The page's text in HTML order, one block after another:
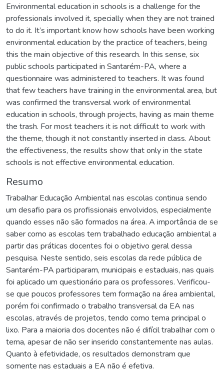
Environmental education in schools is a challenge for the
professionals involved it, specially when they are not trained
to do it. It’s important know how schools have been working
environmental education by the practice of teachers, being
this the main objective of this research. In this sense, six
public schools participated in Santarém-PA, where a
questionnaire was administered to teachers. It was found
that few teachers have training in the environmental area, but
was confirmed the transversal work of environmental
education in schools, through projects, having as main theme
the trash. For most teachers it is not difficult to work with
the theme, though it not constantly inserted in class. About
the effectiveness, the results show that only in the state
schools is not effective environmental education.
Resumo
Trabalhar Educação Ambiental nas escolas continua sendo
um desafio para os profissionais envolvidos, especialmente
quando esses não são formados na área. A importância de se
saber como as escolas tem trabalhado educação ambiental a
partir das práticas docentes foi o objetivo geral dessa
pesquisa. Neste sentido, seis escolas da rede pública de
Santarém-PA participaram, municipais e estaduais, nas quais
foi aplicado um questionário para os professores. Verificou-
se que poucos professores tem formação na área ambiental,
porém foi confirmado o trabalho transversal da EA nas
escolas, através de projetos, tendo como tema principal o
lixo. Para a maioria dos docentes não é difícil trabalhar com o
tema, apesar de não ser inserido constantemente nas aulas.
Quanto à efetividade, os resultados demonstram que
somente nas estaduais a EA não é efetiva.